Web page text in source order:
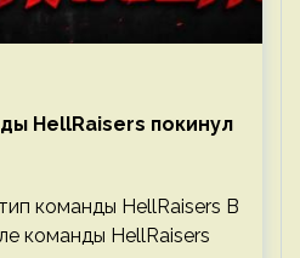
HellRaisers покинул
команды HellRaisers В
команды HellRaisers